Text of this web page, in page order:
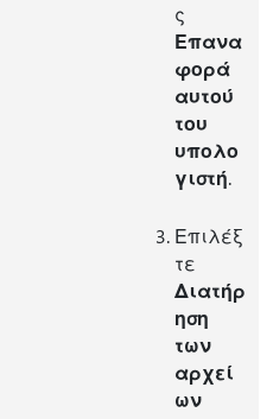
ς
Επανα
φορά
αυτού
του
υπολο
γιστή.
Επιλέξ
τε
Διατήρ
ηση
των
αρχεί
ων